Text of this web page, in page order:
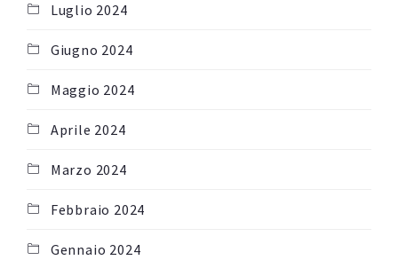
Luglio 2024
Giugno 2024
Maggio 2024
Aprile 2024
Marzo 2024
Febbraio 2024
Gennaio 2024